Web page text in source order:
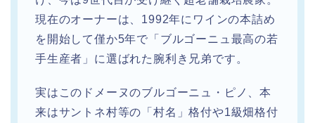
現在のオーナーは、1992年にワインの本詰め
を開始して僅か5年で「ブルゴーニュ最高の若
手生産者」に選ばれた腕利き兄弟です。
実はこのドメーヌのブルゴーニュ・ピノ、本
来はサントネ村等の「村名」格付や1級畑格付